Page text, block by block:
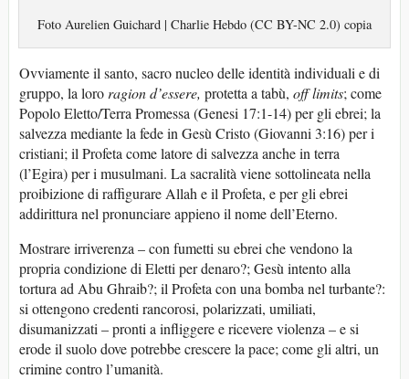
Foto Aurelien Guichard | Charlie Hebdo (CC BY-NC 2.0) copia
Ovviamente il santo, sacro nucleo delle identità individuali e di
gruppo, la loro ragion d’essere, protetta a tabù, off limits; come
Popolo Eletto/Terra Promessa (Genesi 17:1-14) per gli ebrei; la
salvezza mediante la fede in Gesù Cristo (Giovanni 3:16) per i
cristiani; il Profeta come latore di salvezza anche in terra
(l’Egira) per i musulmani. La sacralità viene sottolineata nella
proibizione di raffigurare Allah e il Profeta, e per gli ebrei
addirittura nel pronunciare appieno il nome dell’Eterno.
Mostrare irriverenza – con fumetti su ebrei che vendono la
propria condizione di Eletti per denaro?; Gesù intento alla
tortura ad Abu Ghraib?; il Profeta con una bomba nel turbante?:
si ottengono credenti rancorosi, polarizzati, umiliati,
disumanizzati – pronti a infliggere e ricevere violenza – e si
erode il suolo dove potrebbe crescere la pace; come gli altri, un
crimine contro l’umanità.